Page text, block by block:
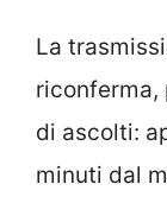
La
riconferma,
di ascolti:
minuti dal